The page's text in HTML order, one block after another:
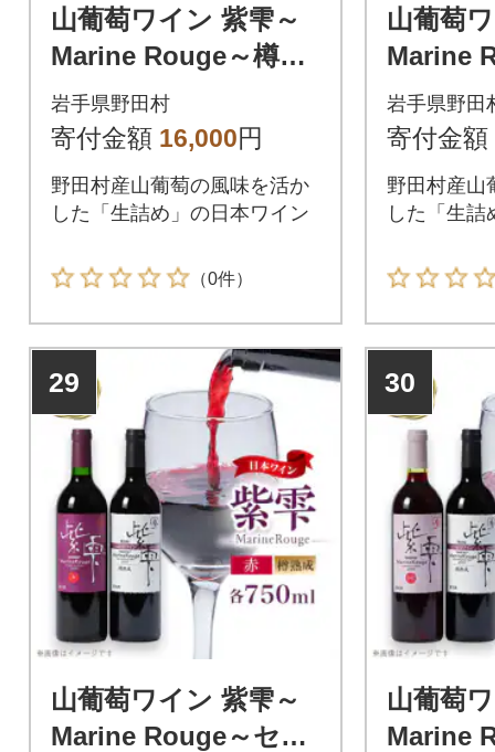
山葡萄ワイン 紫雫～
Marine Rouge～樽熟
成 750ml×1本
岩手県野田村
寄付金額 16,000円
野田村産山葡萄の風味を活か
した「生詰め」の日本ワイン
（0件）
山葡萄
Marine
ト(赤・
1本
岩手県野田
寄付金額
野田村産山
した「生詰
29
山葡萄ワイン 紫雫～
Marine Rouge～セッ
30
山葡萄
Marine